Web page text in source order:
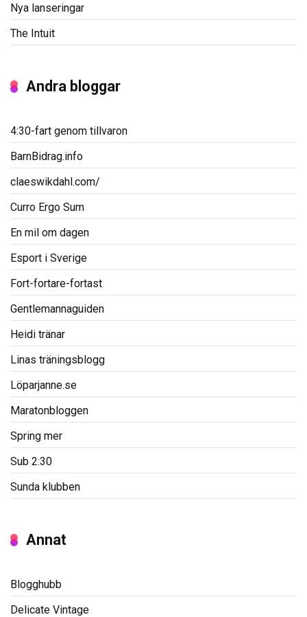
Nya lanseringar
The Intuit
Andra bloggar
4:30-fart genom tillvaron
BarnBidrag.info
claeswikdahl.com/
Curro Ergo Sum
En mil om dagen
Esport i Sverige
Fort-fortare-fortast
Gentlemannaguiden
Heidi tränar
Linas träningsblogg
Löparjanne.se
Maratonbloggen
Spring mer
Sub 2:30
Sunda klubben
Annat
Blogghubb
Delicate Vintage